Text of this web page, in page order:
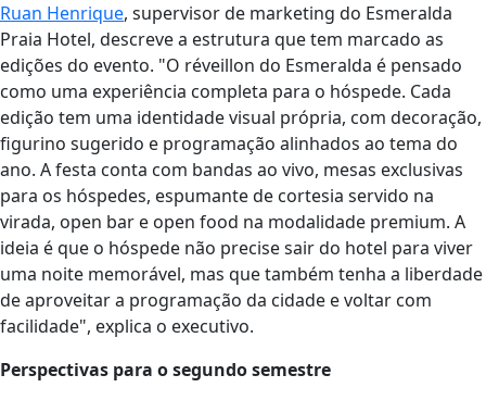
Ruan Henrique, supervisor de marketing do Esmeralda
Praia Hotel, descreve a estrutura que tem marcado as
edições do evento. "O réveillon do Esmeralda é pensado
como uma experiência completa para o hóspede. Cada
edição tem uma identidade visual própria, com decoração,
figurino sugerido e programação alinhados ao tema do
ano. A festa conta com bandas ao vivo, mesas exclusivas
para os hóspedes, espumante de cortesia servido na
virada, open bar e open food na modalidade premium. A
ideia é que o hóspede não precise sair do hotel para viver
uma noite memorável, mas que também tenha a liberdade
de aproveitar a programação da cidade e voltar com
facilidade", explica o executivo.
Perspectivas para o segundo semestre